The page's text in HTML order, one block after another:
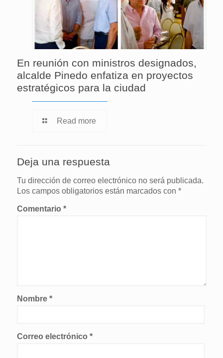
En reunión con ministros designados,
alcalde Pinedo enfatiza en proyectos
estratégicos para la ciudad
Read more
Deja una respuesta
Tu dirección de correo electrónico no será publicada.
Los campos obligatorios están marcados con *
Comentario *
Nombre *
Correo electrónico *